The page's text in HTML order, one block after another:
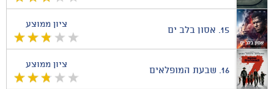
ציון ממוצע
15. אסון בלב ים
ציון ממוצע
16. שבעת המופלאים